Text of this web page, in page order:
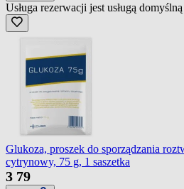
Usługa rezerwacji jest usługą domyślną
Glukoza, proszek do sporządzania
cytrynowy, 75 g, 1 saszetka
3 79